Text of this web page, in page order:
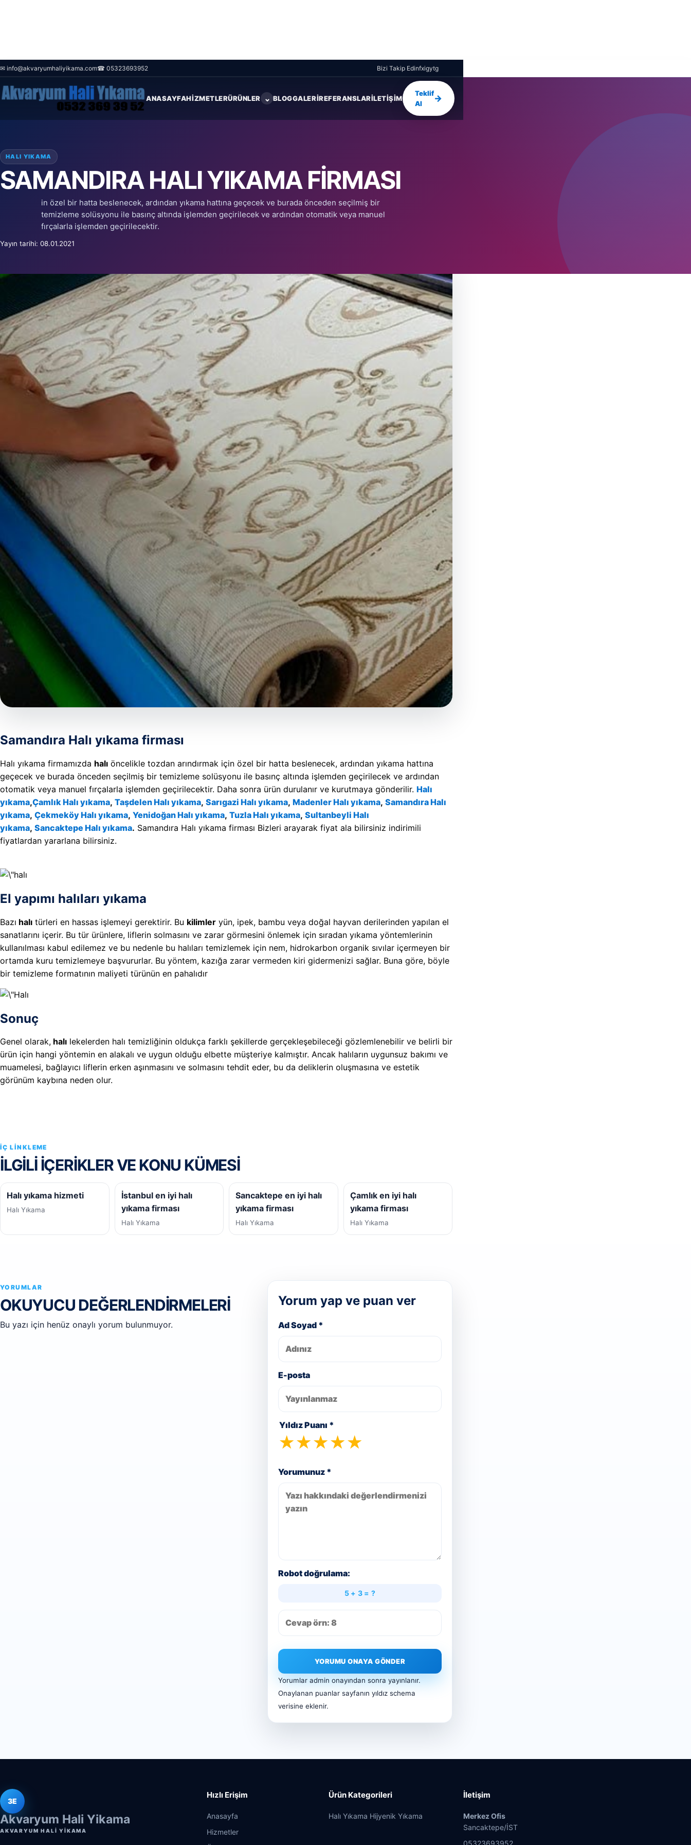
✉ info@akvaryumhaliyikama.com☎ 05323693952 Bizi Takip Edinfxigytg
ANASAYFAHIZMETLERÜRÜNLER ⌄ BLOGGALERIREFERANSLARİLETIŞIM
Teklif
Al
→
Ana Sayfa/Blog/Samandıra Halı yıkama firması
HALI YIKAMA
SAMANDIRA HALI YIKAMA FIRMASI
in özel bir hatta beslenecek, ardından yıkama hattına geçecek ve burada önceden seçilmiş bir
temizleme solüsyonu ile basınç altında işlemden geçirilecek ve ardından otomatik veya manuel
fırçalarla işlemden geçirilecektir.
Yayın tarihi: 08.01.2021
Samandıra Halı yıkama firması
Halı yıkama firmamızda halı öncelikle tozdan arındırmak için özel bir hatta beslenecek, ardından yıkama hattına
geçecek ve burada önceden seçilmiş bir temizleme solüsyonu ile basınç altında işlemden geçirilecek ve ardından
otomatik veya manuel fırçalarla işlemden geçirilecektir. Daha sonra ürün durulanır ve kurutmaya gönderilir. Halı
yıkama,Çamlık Halı yıkama, Taşdelen Halı yıkama, Sarıgazi Halı yıkama, Madenler Halı yıkama, Samandıra Halı
yıkama, Çekmeköy Halı yıkama, Yenidoğan Halı yıkama, Tuzla Halı yıkama, Sultanbeyli Halı
yıkama, Sancaktepe Halı yıkama. Samandıra Halı yıkama firması Bizleri arayarak fiyat ala bilirsiniz indirimili
fiyatlardan yararlana bilirsiniz.
El yapımı halıları yıkama
Bazı halı türleri en hassas işlemeyi gerektirir. Bu kilimler yün, ipek, bambu veya doğal hayvan derilerinden yapılan el
sanatlarını içerir. Bu tür ürünlere, liflerin solmasını ve zarar görmesini önlemek için sıradan yıkama yöntemlerinin
kullanılması kabul edilemez ve bu nedenle bu halıları temizlemek için nem, hidrokarbon organik sıvılar içermeyen bir
ortamda kuru temizlemeye başvururlar. Bu yöntem, kazığa zarar vermeden kiri gidermenizi sağlar. Buna göre, böyle
bir temizleme formatının maliyeti türünün en pahalıdır
Sonuç
Genel olarak, halı lekelerden halı temizliğinin oldukça farklı şekillerde gerçekleşebileceği gözlemlenebilir ve belirli bir
ürün için hangi yöntemin en alakalı ve uygun olduğu elbette müşteriye kalmıştır. Ancak halıların uygunsuz bakımı ve
muamelesi, bağlayıcı liflerin erken aşınmasını ve solmasını tehdit eder, bu da deliklerin oluşmasına ve estetik
görünüm kaybına neden olur.
İÇ LINKLEME
İLGILI IÇERIKLER VE KONU KÜMESI
Halı yıkama hizmeti
Halı Yıkama
İstanbul en iyi halı
yıkama firması
Halı Yıkama
Sancaktepe en iyi halı
yıkama firması
Halı Yıkama
Çamlık en iyi halı
yıkama firması
Halı Yıkama
YORUMLAR
OKUYUCU DEĞERLENDIRMELERI
Bu yazı için henüz onaylı yorum bulunmuyor.
Yorum yap ve puan ver
Ad Soyad *
E-posta
Yıldız Puanı *
★
★
★
★
★
Yorumunuz *
Robot doğrulama:
5 + 3 = ?
YORUMU ONAYA GÖNDER
Yorumlar admin onayından sonra yayınlanır.
Onaylanan puanlar sayfanın yıldız schema
verisine eklenir.
3E
Akvaryum Hali Yikama
AKVARYUM HALI YIKAMA
Hızlı Erişim
Anasayfa
Hizmetler
Ürün Kategorileri
Halı Yıkama Hijyenik Yıkama
İletişim
Merkez Ofis
Sancaktepe/İST